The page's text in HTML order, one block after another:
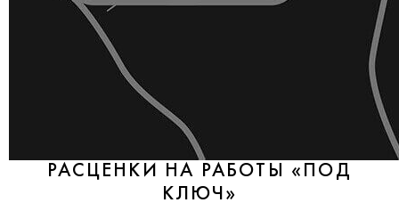
РАСЦЕНКИ НА РАБОТЫ «ПОД
КЛЮЧ»